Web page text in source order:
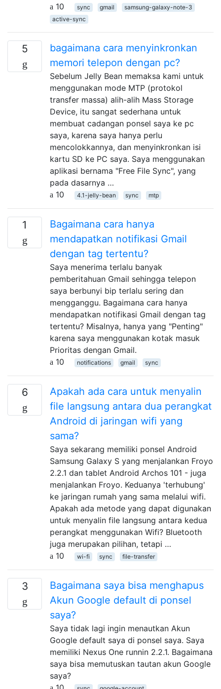
10
sync gmail
samsung-galaxy-note-3
active-sync
5
bagaimana cara menyinkronkan
memori telepon dengan pc?
Sebelum Jelly Bean memaksa kami untuk
menggunakan mode MTP (protokol
transfer massa) alih-alih Mass Storage
Device, itu sangat sederhana untuk
membuat cadangan ponsel saya ke pc
saya, karena saya hanya perlu
mencolokkannya, dan menyinkronkan isi
kartu SD ke PC saya. Saya menggunakan
aplikasi bernama "Free File Sync", yang
pada dasarnya …
10
4.1-jelly-bean sync mtp
1
Bagaimana cara hanya
mendapatkan notifikasi Gmail
dengan tag tertentu?
Saya menerima terlalu banyak
pemberitahuan Gmail sehingga telepon
saya berbunyi bip terlalu sering dan
mengganggu. Bagaimana cara hanya
mendapatkan notifikasi Gmail dengan tag
tertentu? Misalnya, hanya yang "Penting"
karena saya menggunakan kotak masuk
Prioritas dengan Gmail.
10
notifications gmail sync
6
Apakah ada cara untuk menyalin
file langsung antara dua perangkat
Android di jaringan wifi yang
sama?
Saya sekarang memiliki ponsel Android
Samsung Galaxy S yang menjalankan Froyo
2.2.1 dan tablet Android Archos 101 - juga
menjalankan Froyo. Keduanya 'terhubung'
ke jaringan rumah yang sama melalui wifi.
Apakah ada metode yang dapat digunakan
untuk menyalin file langsung antara kedua
perangkat menggunakan Wifi? Bluetooth
juga merupakan pilihan, tetapi …
10
wi-fi sync file-transfer
3
Bagaimana saya bisa menghapus
Akun Google default di ponsel
saya?
Saya tidak lagi ingin menautkan Akun
Google default saya di ponsel saya. Saya
memiliki Nexus One runnin 2.2.1. Bagaimana
saya bisa memutuskan tautan akun Google
saya?